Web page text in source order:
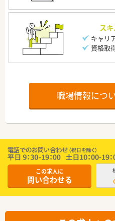
ス
キャリ
資格取
職場情報につ
この求人に
問い合わせる